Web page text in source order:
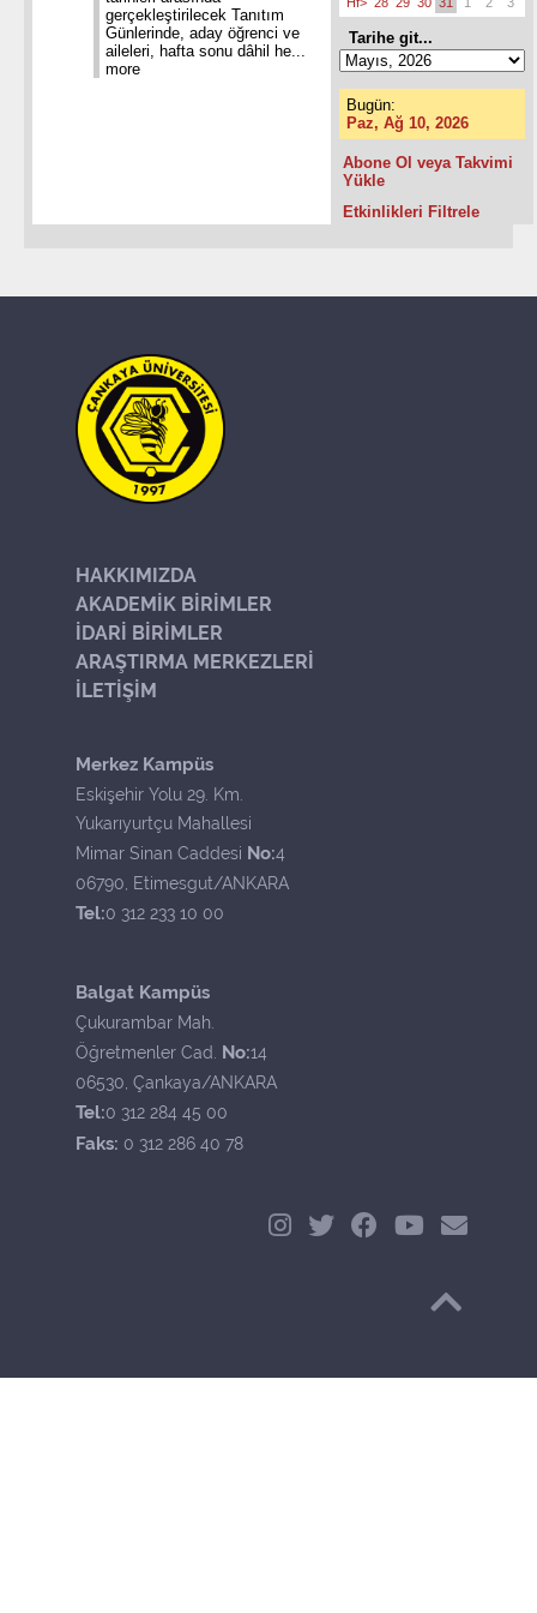
gerçekleştirilecek Tanıtım
Günlerinde, aday öğrenci ve
aileleri, hafta sonu dâhil he...
more
Tarihe git...
Bugün:
Paz, Ağ 10, 2026
Abone Ol veya Takvimi
Yükle
Etkinlikleri Filtrele
HAKKIMIZDA
AKADEMİK BİRİMLER
İDARİ BİRİMLER
ARAŞTIRMA MERKEZLERİ
İLETİŞİM
Merkez Kampüs
Eskişehir Yolu 29. Km.
Yukarıyurtçu Mahallesi
Mimar Sinan Caddesi No:4
06790, Etimesgut/ANKARA
Tel:0 312 233 10 00
Balgat Kampüs
Çukurambar Mah.
Öğretmenler Cad. No:14
06530, Çankaya/ANKARA
Tel:0 312 284 45 00
Faks: 0 312 286 40 78